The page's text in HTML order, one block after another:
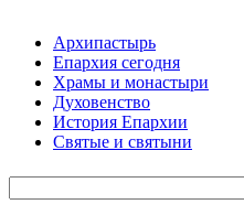
Архипастырь
Епархия сегодня
Храмы и монастыри
Духовенство
История Епархии
Святые и святыни